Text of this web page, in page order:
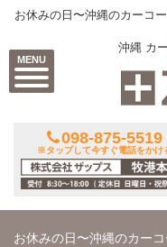
MENU
お休みの日〜沖縄のカーコ
沖縄 カ
098-875-5519
※タップして今すぐ電話をかけ
お休みの日〜沖縄のカー